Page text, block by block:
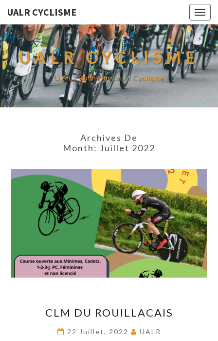
UALR CYCLISME
UALR CYCLISME
U.A La Rochefoucauld Cyclisme
Archives De
Month: Juillet 2022
DU
ROUILLACAIS
CLM DU ROUILLACAIS
22 Juillet, 2022 UALR